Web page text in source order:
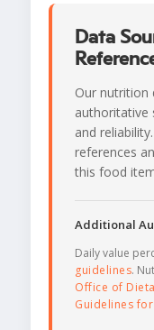
Data
Our nutrition
authoritative
and
references
this food
Additional
Daily value
guidelines.
Office of
Guidelines